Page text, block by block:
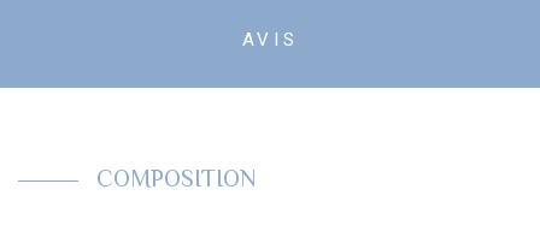
AVIS
COMPOSITION